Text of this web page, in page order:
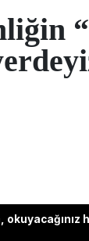
okuyacağınız